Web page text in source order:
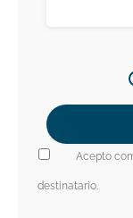
Acepto
destinatario.